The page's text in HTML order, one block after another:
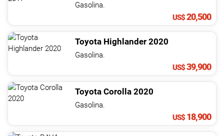
Gasolina.
US$20,500
Toyota Highlander 2020
Gasolina.
US$39,900
Toyota Corolla 2020
Gasolina.
US$ 18,900